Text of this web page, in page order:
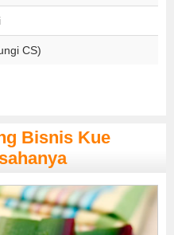
CS)
Bisnis Kue